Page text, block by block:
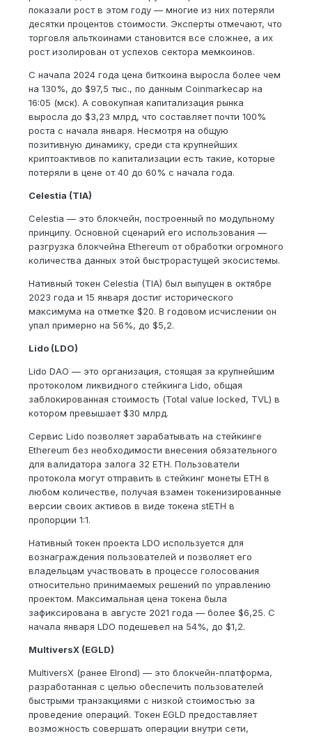
показали рост в этом году — многие из них потеряли
десятки процентов стоимости. Эксперты отмечают, что
торговля альткоинами становится все сложнее, а их
рост изолирован от успехов сектора мемкоинов.
С начала 2024 года цена биткоина выросла более чем
на 130%, до $97,5 тыс., по данным Coinmarkecap на
16:05 (мск). А совокупная капитализация рынка
выросла до $3,23 млрд, что составляет почти 100%
роста с начала января. Несмотря на общую
позитивную динамику, среди ста крупнейших
криптоактивов по капитализации есть такие, которые
потеряли в цене от 40 до 60% с начала года.
Celestia (TIA)
Celestia — это блокчейн, построенный по модульному
принципу. Основной сценарий его использования —
разгрузка блокчейна Ethereum от обработки огромного
количества данных этой быстрорастущей экосистемы.
Нативный токен Celestia (TIA) был выпущен в октябре
2023 года и 15 января достиг исторического
максимума на отметке $20. В годовом исчислении он
упал примерно на 56%, до $5,2.
Lido (LDO)
Lido DAO — это организация, стоящая за крупнейшим
протоколом ликвидного стейкинга Lido, общая
заблокированная стоимость (Total value locked, TVL) в
котором превышает $30 млрд.
Сервис Lido позволяет зарабатывать на стейкинге
Ethereum без необходимости внесения обязательного
для валидатора залога 32 ETH. Пользователи
протокола могут отправить в стейкинг монеты ETH в
любом количестве, получая взамен токенизированные
версии своих активов в виде токена stETH в
пропорции 1:1.
Нативный токен проекта LDO используется для
вознаграждения пользователей и позволяет его
владельцам участвовать в процессе голосования
относительно принимаемых решений по управлению
проектом. Максимальная цена токена была
зафиксирована в августе 2021 года — более $6,25. С
начала января LDO подешевел на 54%, до $1,2.
MultiversX (EGLD)
MultiversX (ранее Elrond) — это блокчейн-платформа,
разработанная с целью обеспечить пользователей
быстрыми транзакциями с низкой стоимостью за
проведение операций. Токен EGLD предоставляет
возможность совершать операции внутри сети,